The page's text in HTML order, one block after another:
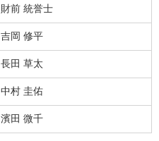
財前 統誉士
吉岡 修平
長田 草太
中村 圭佑
濱田 微千